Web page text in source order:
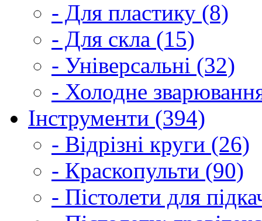
- Для пластику (8)
- Для скла (15)
- Універсальні (32)
- Холодне
Інструменти (394)
- Відрізні круги (26)
- Краскопульти (90)
- Пістолети для